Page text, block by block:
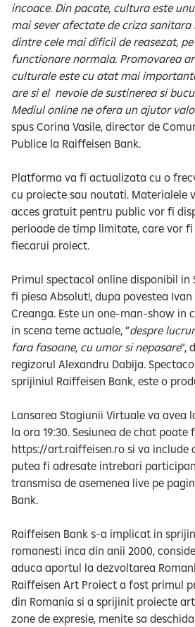
incoace. Din pacate, cultura este
mai sever afectate de criza sanitara
dintre cele mai dificil de reasezat,
functionare normala. Promovarea
culturale este cu atat mai
are si el nevoie de sustinerea si
Mediul online ne ofera un ajutor
spus Corina Vasile, director de
Publice la Raiffeisen Bank.
Platforma va fi actualizata cu o
cu proiecte sau noutati. Materialele
acces gratuit pentru public vor fi
perioade de timp limitate, care vor
fiecarui proiect.
Primul spectacol online disponibil in
fi piesa Absolut!, dupa povestea Ivan
Creanga. Este un one-man-show in
in scena teme actuale, ”despre
fara fasoane, cu umor si nepasare”,
regizorul Alexandru Dabija.
sprijiniul Raiffeisen Bank, este o
Lansarea Stagiunii Virtuale va avea
la ora 19:30. Sesiunea de chat poate
https://art.raiffeisen.ro si va include
putea fi adresate intrebari
transmisa de asemenea live pe
Bank.
Raiffeisen Bank s-a implicat in
romanesti inca din anii 2000,
aduca aportul la dezvoltarea
Raiffeisen Art Proiect a fost primul
din Romania si a sprijinit proiecte
zone de expresie, menite sa